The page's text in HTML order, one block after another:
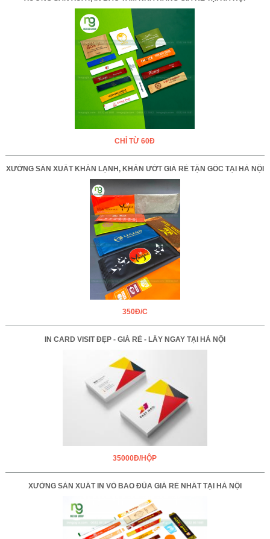
CHỈ TỪ 60Đ
XƯỞNG SẢN XUẤT KHĂN LẠNH, KHĂN ƯỚT GIÁ RẺ TẬN GỐC TẠI HÀ NỘI
350Đ/C
IN CARD VISIT ĐẸP - GIÁ RẺ - LẤY NGAY TẠI HÀ NỘI
35000Đ/HỘP
XƯỞNG SẢN XUẤT IN VỎ BAO ĐŨA GIÁ RẺ NHẤT TẠI HÀ NỘI